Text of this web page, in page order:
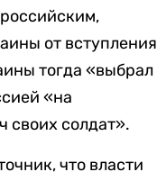
от вступления
тогда «выбрал
«на
своих солдат».
что власти